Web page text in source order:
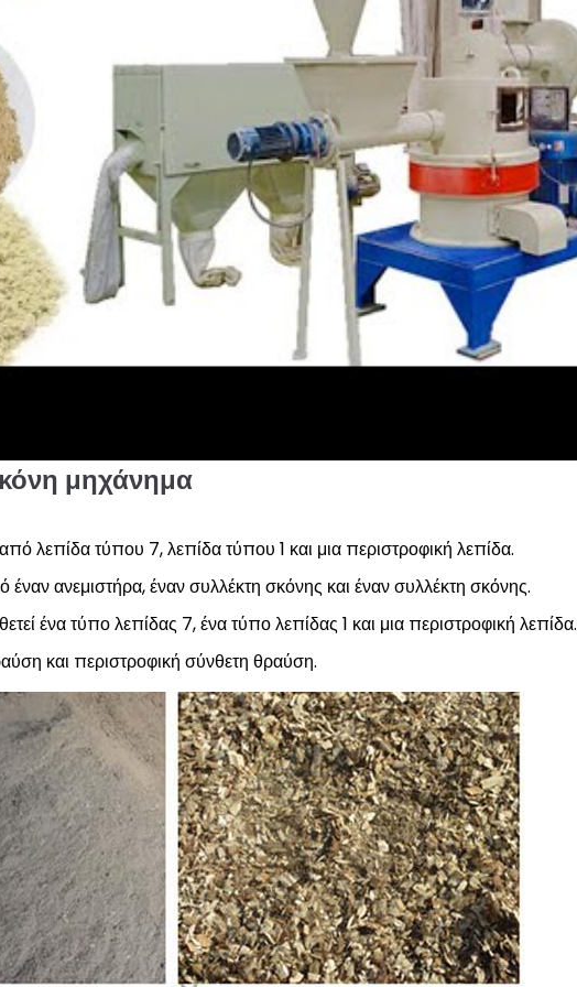
μηχάνημα
λεπίδα τύπου 7, λεπίδα τύπου 1 και μια περιστροφική λεπίδα.
ανεμιστήρα, έναν συλλέκτη σκόνης και έναν συλλέκτη σκόνης.
ένα τύπο λεπίδας 7, ένα τύπο λεπίδας 1 και μια περιστροφική λεπίδα.
και περιστροφική σύνθετη θραύση.